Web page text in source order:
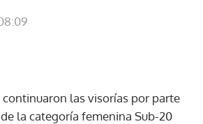
continuaron las visorías por parte
la categoría femenina Sub-20